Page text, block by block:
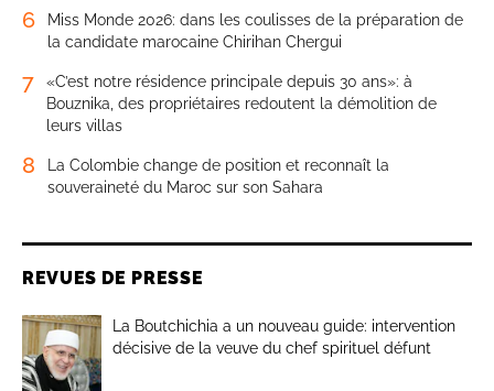
6
Miss Monde 2026: dans les coulisses de la préparation de
la candidate marocaine Chirihan Chergui
7
«C’est notre résidence principale depuis 30 ans»: à
Bouznika, des propriétaires redoutent la démolition de
leurs villas
8
La Colombie change de position et reconnaît la
souveraineté du Maroc sur son Sahara
REVUES DE PRESSE
La Boutchichia a un nouveau guide: intervention
décisive de la veuve du chef spirituel défunt